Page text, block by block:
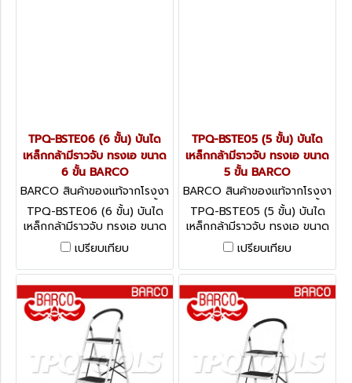
TPQ-BSTE06 (6 ขั้น) บันได
เหล็กกล้ามีราวจับ ทรงเอ ขนาด
6 ขั้น BARCO
BARCO สินค้าของแท้จากโรงงา
นผู้ผลิต TPQ-BSTE06 (6 ขั้น)
TPQ-BSTE06 (6 ขั้น) บันได
เหล็กกล้ามีราวจับ ทรงเอ ขนาด
6 ขั้น BARCO
เปรียบเทียบ
TPQ-BSTE05 (5 ขั้น) บันได
เหล็กกล้ามีราวจับ ทรงเอ ขนาด
5 ขั้น BARCO
BARCO สินค้าของแท้จากโรงงา
นผู้ผลิต TPQ-BSTE05 (5 ขั้น)
TPQ-BSTE05 (5 ขั้น) บันได
เหล็กกล้ามีราวจับ ทรงเอ ขนาด
5 ขั้น BARCO
เปรียบเทียบ